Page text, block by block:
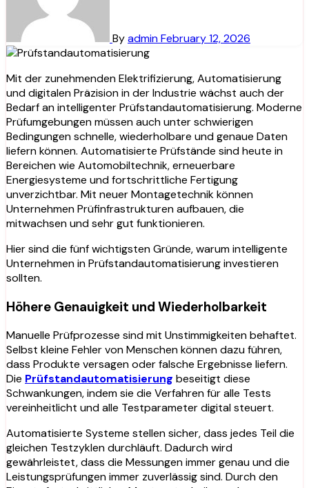
ByadminFebruary 12, 2026
Mit der zunehmenden Elektrifizierung, Automatisierung
und digitalen Präzision in der Industrie wächst auch der
Bedarf an intelligenter Prüfstandautomatisierung. Moderne
Prüfumgebungen müssen auch unter schwierigen
Bedingungen schnelle, wiederholbare und genaue Daten
liefern können. Automatisierte Prüfstände sind heute in
Bereichen wie Automobiltechnik, erneuerbare
Energiesysteme und fortschrittliche Fertigung
unverzichtbar. Mit neuer Montagetechnik können
Unternehmen Prüfinfrastrukturen aufbauen, die
mitwachsen und sehr gut funktionieren.
Hier sind die fünf wichtigsten Gründe, warum intelligente
Unternehmen in Prüfstandautomatisierung investieren
sollten.
Höhere Genauigkeit und Wiederholbarkeit
Manuelle Prüfprozesse sind mit Unstimmigkeiten behaftet.
Selbst kleine Fehler von Menschen können dazu führen,
dass Produkte versagen oder falsche Ergebnisse liefern.
Die Prüfstandautomatisierung beseitigt diese
Schwankungen, indem sie die Verfahren für alle Tests
vereinheitlicht und alle Testparameter digital steuert.
Automatisierte Systeme stellen sicher, dass jedes Teil die
gleichen Testzyklen durchläuft. Dadurch wird
gewährleistet, dass die Messungen immer genau und die
Leistungsprüfungen immer zuverlässig sind. Durch den